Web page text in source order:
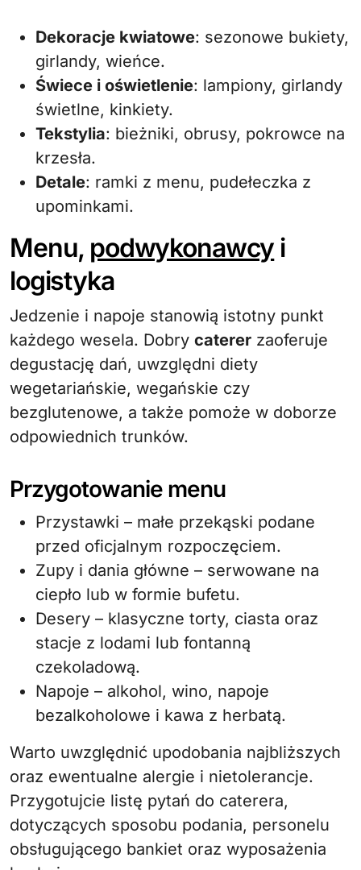
Dekoracje kwiatowe: sezonowe bukiety,
girlandy, wieńce.
Świece i oświetlenie: lampiony, girlandy
świetlne, kinkiety.
Tekstylia: bieżniki, obrusy, pokrowce na
krzesła.
Detale: ramki z menu, pudełeczka z
upominkami.
Menu, podwykonawcy i
logistyka
Jedzenie i napoje stanowią istotny punkt
każdego wesela. Dobry caterer zaoferuje
degustację dań, uwzględni diety
wegetariańskie, wegańskie czy
bezglutenowe, a także pomoże w doborze
odpowiednich trunków.
Przygotowanie menu
Przystawki – małe przekąski podane
przed oficjalnym rozpoczęciem.
Zupy i dania główne – serwowane na
ciepło lub w formie bufetu.
Desery – klasyczne torty, ciasta oraz
stacje z lodami lub fontanną
czekoladową.
Napoje – alkohol, wino, napoje
bezalkoholowe i kawa z herbatą.
Warto uwzględnić upodobania najbliższych
oraz ewentualne alergie i nietolerancje.
Przygotujcie listę pytań do caterera,
dotyczących sposobu podania, personelu
obsługującego bankiet oraz wyposażenia